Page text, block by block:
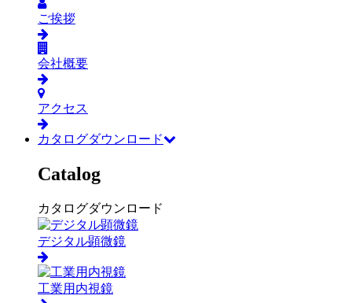
ご挨拶
会社概要
アクセス
カタログダウンロード
Catalog
カタログダウンロード
デジタル顕微鏡
工業用内視鏡